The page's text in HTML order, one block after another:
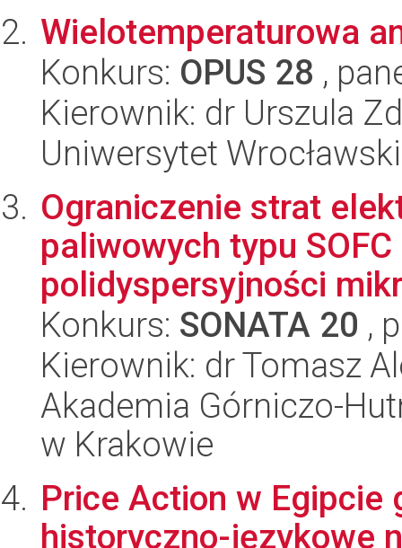
Wielotemperaturowa
Konkurs: OPUS 28 ,
Kierownik: dr Urszula
Uniwersytet Wrocławski
Ograniczenie strat
paliwowych typu
polidyspersyjności
Konkurs: SONATA 20 ,
Kierownik: dr Tomasz
Akademia Górniczo-
w Krakowie
Price Action w Egipcie
historyczno-językowe